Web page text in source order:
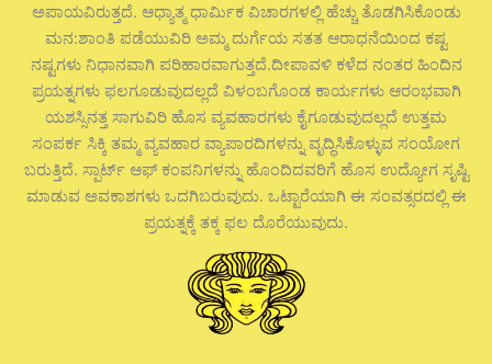
ಅಪಾಯವಿರುತ್ತದೆ. ಆಧ್ಯಾತ್ಮ ಧಾರ್ಮಿಕ ವಿಚಾರಗಳಲ್ಲಿ ಹೆಚ್ಚು ತೊಡಗಿಸಿಕೊಂಡು
ಮನ:ಶಾಂತಿ ಪಡೆಯುವಿರಿ ಅಮ್ಮ ದುರ್ಗೆಯ ಸತತ ಆರಾಧನೆಯಿಂದ ಕಷ್ಟ
ನಷ್ಟಗಳು ನಿಧಾನವಾಗಿ ಪರಿಹಾರವಾಗುತ್ತದೆ.ದೀಪಾವಳಿ ಕಳೆದ ನಂತರ ಹಿಂದಿನ
ಪ್ರಯತ್ನಗಳು ಫಲಗೂಡುವುದಲ್ಲದೆ ವಿಳಂಬಗೊಂಡ ಕಾರ್ಯಗಳು ಆರಂಭವಾಗಿ
ಯಶಸ್ಸಿನತ್ತ ಸಾಗುವಿರಿ ಹೊಸ ವ್ಯವಹಾರಗಳು ಕೈಗೂಡುವುದಲ್ಲದೆ ಉತ್ತಮ
ಸಂಪರ್ಕ ಸಿಕ್ಕಿ ತಮ್ಮ ವ್ಯವಹಾರ ವ್ಯಾಪಾರದಿಗಳನ್ನು ವೃದ್ಧಿಸಿಕೊಳ್ಳುವ ಸಂಯೋಗ
ಬರುತ್ತಿದೆ. ಸ್ಪಾರ್ಟ್ ಆಫ್ ಕಂಪನಿಗಳನ್ನು ಹೊಂದಿದವರಿಗೆ ಹೊಸ ಉದ್ಯೋಗ ಸೃಷ್ಟಿ
ಮಾಡುವ ಅವಕಾಶಗಳು ಒದಗಿಬರುವುದು. ಒಟ್ಟಾರೆಯಾಗಿ ಈ ಸಂವತ್ಸರದಲ್ಲಿ ಈ
ಪ್ರಯತ್ನಕ್ಕೆ ತಕ್ಕ ಫಲ ದೊರೆಯುವುದು.